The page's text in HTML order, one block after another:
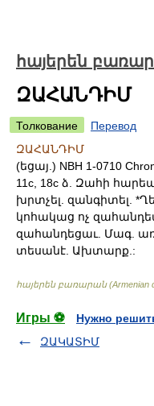
հայերեն
ԶԱՀԱՆԴԻՄ
Толкование
Перевод
ԶԱՀԱՆԴԻՄ
(եցայ.) NBH 1-0710
11c, 18c ձ. Զահի
խրտչել. զանգիտել.
կոհակաց ոչ
զահանդեցաւ. Մագ.
տեսանէ. Ախտարք.:
հայերեն բառարան (Armenian
Игры ⚽
Нужно
ԶԱԿԱՏԻՄ